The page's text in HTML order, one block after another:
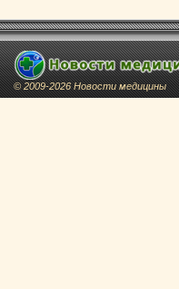
© 2009-2026 Новости медицины